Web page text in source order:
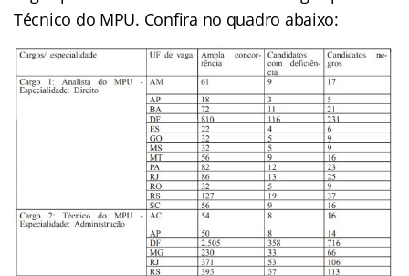
Técnico do MPU. Confira no quadro abaixo: